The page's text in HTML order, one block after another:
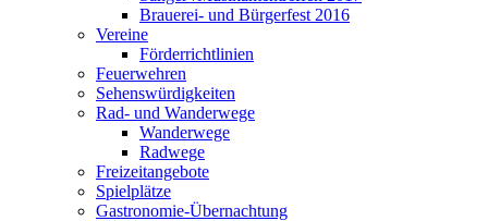
Brauerei- und Bürgerfest 2016
Vereine
Förderrichtlinien
Feuerwehren
Sehenswürdigkeiten
Rad- und Wanderwege
Wanderwege
Radwege
Freizeitangebote
Spielplätze
Gastronomie-Übernachtung